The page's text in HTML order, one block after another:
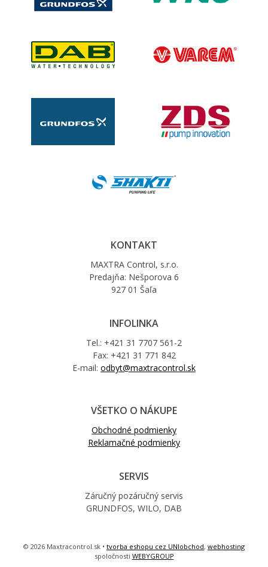
KONTAKT
MAXTRA Control, s.r.o.
Predajňa: Nešporova 6
927 01 Šaľa
INFOLINKA
Tel.: +421 31 7707 561-2
Fax: +421 31 771 842
E-mail: odbyt@maxtracontrol.sk
VŠETKO O NÁKUPE
Obchodné podmienky
Reklamačné podmienky
SERVIS
Záručný pozáručný servis
GRUNDFOS, WILO, DAB
© 2026 Maxtracontrol.sk • tvorba eshopu cez UNIobchod, webhosting
spoločnosti WEBYGROUP